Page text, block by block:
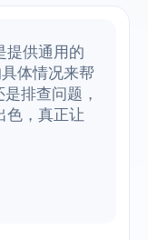
地将
流程中。设
问题地运行
的兼容性使
作流中完美